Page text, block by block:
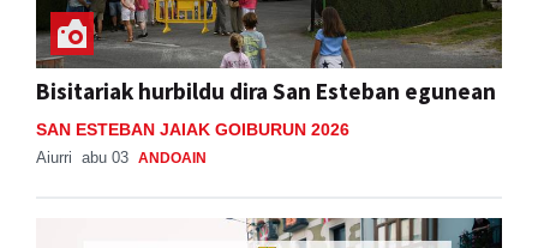
Bisitariak hurbildu dira San Esteban egunean
SAN ESTEBAN JAIAK GOIBURUN 2026
Aiurri abu 03 ANDOAIN